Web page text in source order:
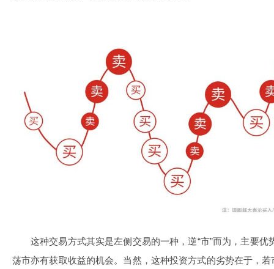
这种交易方式其实是左侧交易的一种，逆“市”而为，主要
荡市亦有获取收益的机会。当然，这种投资方式的劣势在于，